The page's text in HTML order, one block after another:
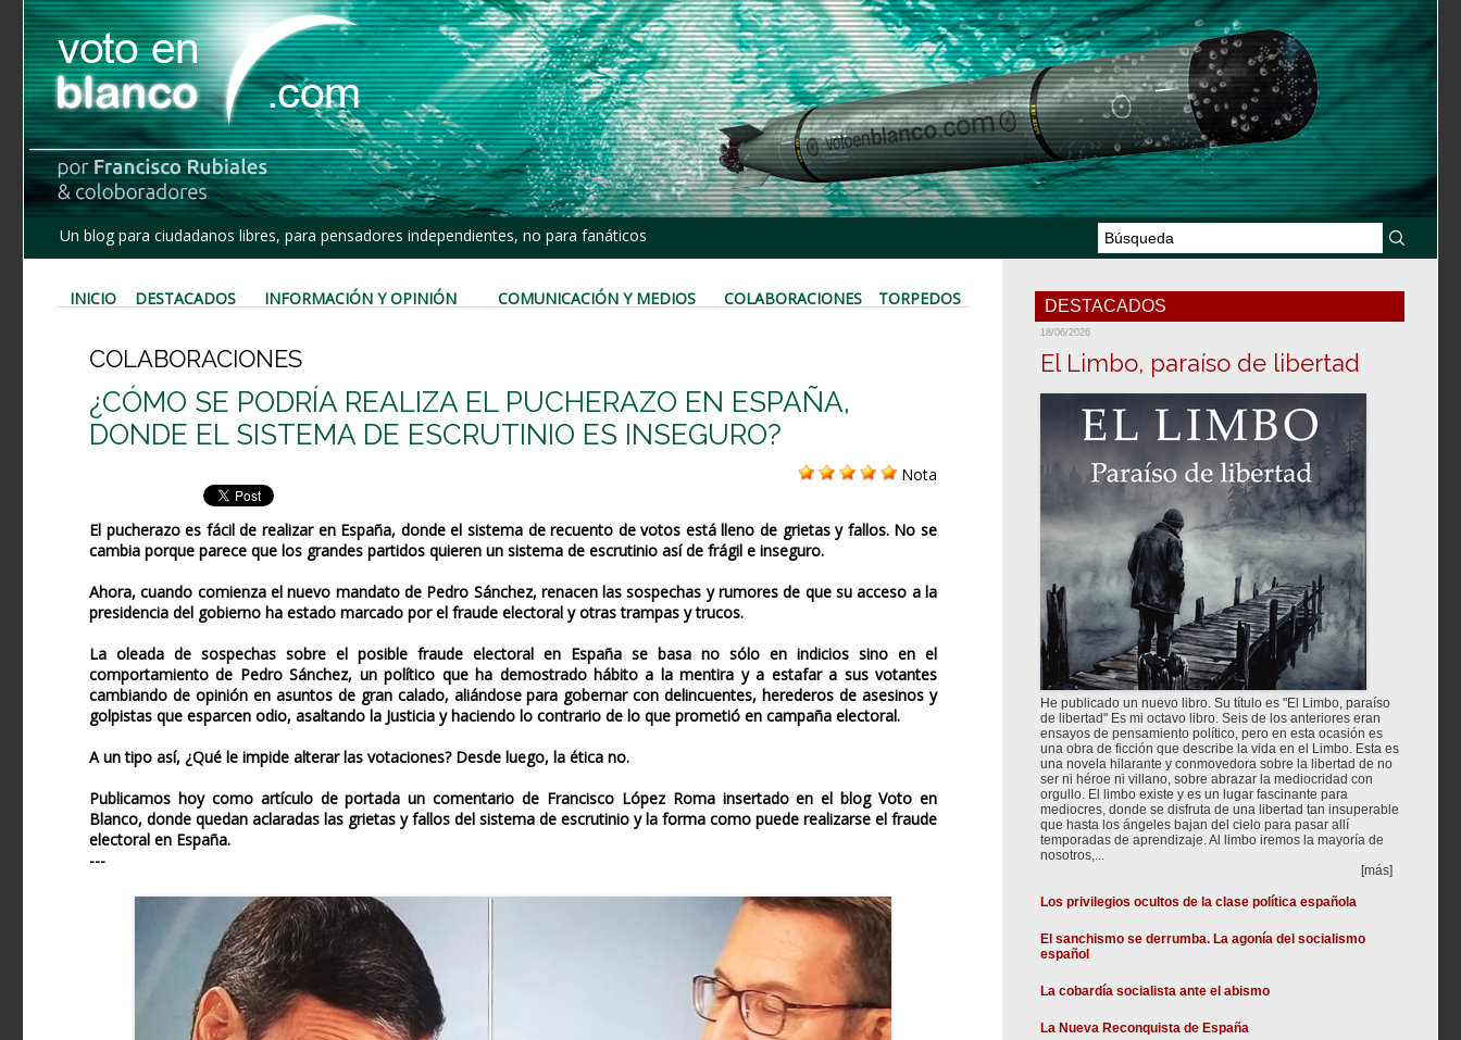
Un blog para ciudadanos libres, para pensadores independientes, no para fanáticos
INICIO DESTACADOS INFORMACIÓN Y OPINIÓN COMUNICACIÓN Y MEDIOS COLABORACIONES TORPEDOS
COLABORACIONES
¿CÓMO SE PODRÍA REALIZA EL PUCHERAZO EN ESPAÑA,
DONDE EL SISTEMA DE ESCRUTINIO ES INSEGURO?
Nota
El pucherazo es fácil de realizar en España, donde el sistema de recuento de votos está lleno de grietas y fallos. No se
cambia porque parece que los grandes partidos quieren un sistema de escrutinio así de frágil e inseguro.
Ahora, cuando comienza el nuevo mandato de Pedro Sánchez, renacen las sospechas y rumores de que su acceso a la
presidencia del gobierno ha estado marcado por el fraude electoral y otras trampas y trucos.
La oleada de sospechas sobre el posible fraude electoral en España se basa no sólo en indicios sino en el
comportamiento de Pedro Sánchez, un político que ha demostrado hábito a la mentira y a estafar a sus votantes
cambiando de opinión en asuntos de gran calado, aliándose para gobernar con delincuentes, herederos de asesinos y
golpistas que esparcen odio, asaltando la Justicia y haciendo lo contrario de lo que prometió en campaña electoral.
A un tipo así, ¿Qué le impide alterar las votaciones? Desde luego, la ética no.
Publicamos hoy como artículo de portada un comentario de Francisco López Roma insertado en el blog Voto en
Blanco, donde quedan aclaradas las grietas y fallos del sistema de escrutinio y la forma como puede realizarse el fraude
electoral en España.
---
DESTACADOS
18/06/2026
El Limbo, paraíso de libertad
He publicado un nuevo libro. Su título es "El Limbo, paraíso
de libertad" Es mi octavo libro. Seis de los anteriores eran
ensayos de pensamiento político, pero en esta ocasión es
una obra de ficción que describe la vida en el Limbo. Esta es
una novela hilarante y conmovedora sobre la libertad de no
ser ni héroe ni villano, sobre abrazar la mediocridad con
orgullo. El limbo existe y es un lugar fascinante para
mediocres, donde se disfruta de una libertad tan insuperable
que hasta los ángeles bajan del cielo para pasar allí
temporadas de aprendizaje. Al limbo iremos la mayoría de
nosotros,...
[más]
Los privilegios ocultos de la clase política española
El sanchismo se derrumba. La agonía del socialismo
español
La cobardía socialista ante el abismo
La Nueva Reconquista de España